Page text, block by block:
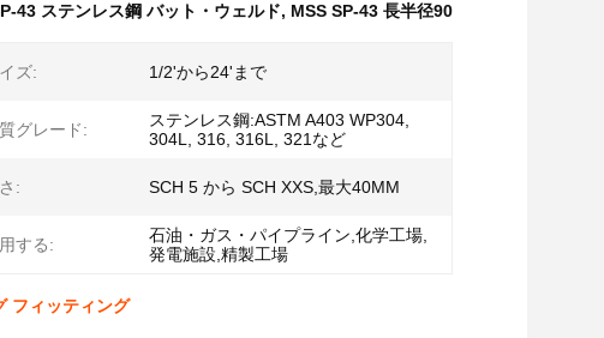
43 ステンレス鋼 バット・ウェルド, MSS SP-43 長半径90
ズ: 1/2'から24'まで
グレード:
ステンレス鋼:ASTM A403 WP304,
304L, 316, 316L, 321など
: SCH 5 から SCH XXS,最大40MM
する:
石油・ガス・パイプライン,化学工場,
発電施設,精製工場
フィッティング